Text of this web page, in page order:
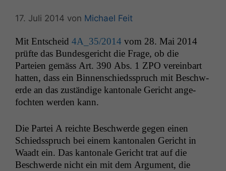
17. Juli 2014 von Michael Feit
Mit Entscheid 4A_35/2014 vom 28. Mai 2014
prüfte das Bun­des­gericht die Frage, ob die
Parteien gemäss Art. 390 Abs. 1 ZPO vere­in­bart
hat­ten, dass ein Bin­nen­schiedsspruch mit Beschw­
erde an das zuständi­ge kan­tonale Gericht ange­
focht­en wer­den kann.
Die Partei A reichte Beschw­erde gegen einen
Schiedsspruch bei einem kan­tonalen Gericht in
Waadt ein. Das kan­tonale Gericht trat auf die
Beschw­erde nicht ein mit dem Argu­ment, die